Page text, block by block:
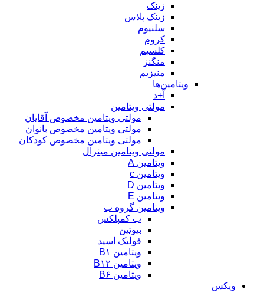
زینک
زینک پلاس
سلنیوم
کروم
کلسیم
منگنز
منیزیم
ویتامین‌ها
آ+د
مولتی ویتامین
مولتی ویتامین مخصوص آقایان
مولتی ویتامین مخصوص بانوان
مولتی ویتامین مخصوص کودکان
مولتی ویتامین مینرال
ویتامین A
ویتامین c
ویتامین D
ویتامین E
ویتامین گروه ب
ب کمپلکس
بیوتین
فولیک اسید
ویتامین B۱
ویتامین B۱۲
ویتامین B۶
ویکس